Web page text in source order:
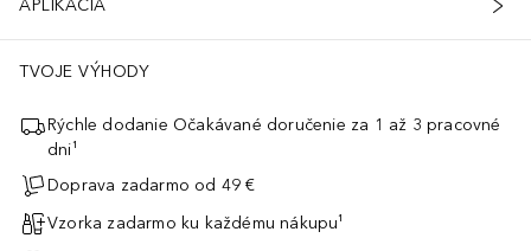
APLIKÁCIA
TVOJE VÝHODY
Rýchle dodanie Očakávané doručenie za 1 až 3 pracovné
dni¹
Doprava zadarmo od 49 €
Vzorka zadarmo ku každému nákupu¹